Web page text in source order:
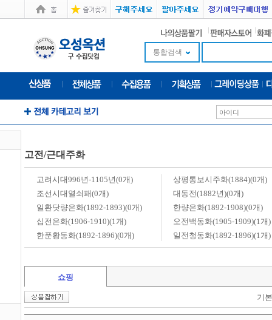
통합검색
고전/근대주화
고려시대996년-1105년(0개)
조선시대열쇠패(0개)
일환닷량은화(1892-1893)(0개)
십전은화(1906-1910)(1개)
한푼황동화(1892-1896)(0개)
상평통보시주화(1884)(0개)
대동전(1882년)(0개)
한량은화(1892-1908)(0개)
오전백동화(1905-1909)(1개)
일전청동화(1892-1896)(1개)
쇼핑
기